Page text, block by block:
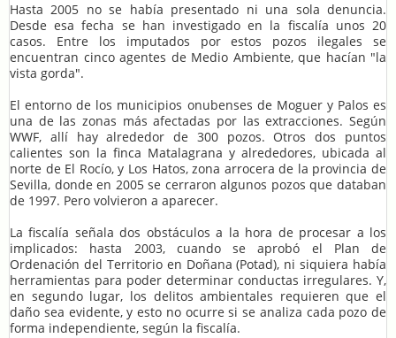
Hasta 2005 no se había presentado ni una sola denuncia.
Desde esa fecha se han investigado en la fiscalía unos 20
casos. Entre los imputados por estos pozos ilegales se
encuentran cinco agentes de Medio Ambiente, que hacían "la
vista gorda".
El entorno de los municipios onubenses de Moguer y Palos es
una de las zonas más afectadas por las extracciones. Según
WWF, allí hay alrededor de 300 pozos. Otros dos puntos
calientes son la finca Matalagrana y alrededores, ubicada al
norte de El Rocío, y Los Hatos, zona arrocera de la provincia de
Sevilla, donde en 2005 se cerraron algunos pozos que databan
de 1997. Pero volvieron a aparecer.
La fiscalía señala dos obstáculos a la hora de procesar a los
implicados: hasta 2003, cuando se aprobó el Plan de
Ordenación del Territorio en Doñana (Potad), ni siquiera había
herramientas para poder determinar conductas irregulares. Y,
en segundo lugar, los delitos ambientales requieren que el
daño sea evidente, y esto no ocurre si se analiza cada pozo de
forma independiente, según la fiscalía.